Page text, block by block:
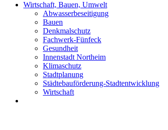
Wirtschaft, Bauen, Umwelt
Abwasserbeseitigung
Bauen
Denkmalschutz
Fachwerk-Fünfeck
Gesundheit
Innenstadt Northeim
Klimaschutz
Stadtplanung
Städtebauförderung-Stadtentwicklung
Wirtschaft